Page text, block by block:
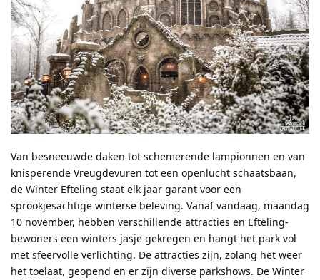
Van besneeuwde daken tot schemerende lampionnen en van
knisperende Vreugdevuren tot een openlucht schaatsbaan,
de Winter Efteling staat elk jaar garant voor een
sprookjesachtige winterse beleving. Vanaf vandaag, maandag
10 november, hebben verschillende attracties en Efteling-
bewoners een winters jasje gekregen en hangt het park vol
met sfeervolle verlichting. De attracties zijn, zolang het weer
het toelaat, geopend en er zijn diverse parkshows. De Winter